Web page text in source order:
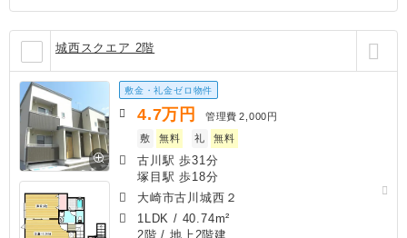
城西スクエア 2階
敷金・礼金ゼロ物件
4.7万円 管理費 2,000円
敷
無料 礼 無料
古川駅 歩31分
塚目駅 歩18分
大崎市古川城西２
1LDK / 40.74m²
2階 / 地上2階建